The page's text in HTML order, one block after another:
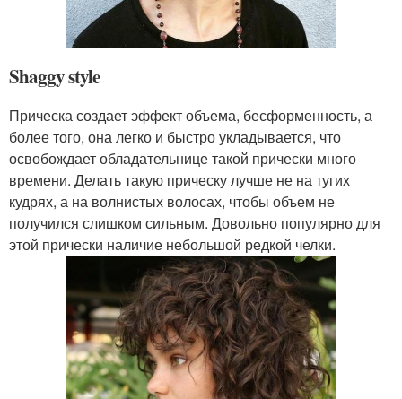
Shaggy style
Прическа создает эффект объема, бесформенность, а
более того, она легко и быстро укладывается, что
освобождает обладательнице такой прически много
времени. Делать такую прическу лучше не на тугих
кудрях, а на волнистых волосах, чтобы объем не
получился слишком сильным. Довольно популярно для
этой прически наличие небольшой редкой челки.